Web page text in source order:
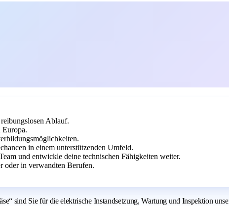
Ablauf.
Europa.
in einem unterstützenden Umfeld.
und entwickle deine technischen Fähigkeiten weiter.
oder in verwandten Berufen.
sind Sie für die elektrische Instandsetzung, Wartung und Inspektion